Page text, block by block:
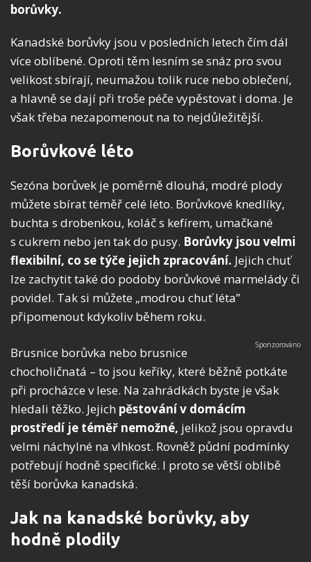
borůvky.
Kanadské borůvky jsou v posledních letech čím dál
více oblíbené. Oproti těm lesním se snáz pro svou
velikost sbírají, neumažou tolik ruce nebo oblečení,
a hlavně se dají při troše péče vypěstovat i doma. Je
však třeba nezapomenout na to nejdůležitější.
Borůvkové léto
Sezóna borůvek je poměrně dlouhá, modré plody
můžete sbírat téměř celé léto. Borůvkové knedlíky,
buchta s drobenkou, koláč s kefírem, umačkané
s cukrem nebo jen tak do pusy. Borůvky jsou velmi
flexibilní, co se týče jejich zpracování. Jejich chuť
lze zachytit také do podoby borůvkové marmelády či
povidel. Tak si můžete „modrou chuť léta”
připomenout kdykoliv během roku.
Brusnice borůvka nebo brusnice
chocholičnatá – to jsou keříky, které běžně potkáte
při procházce v lese. Na zahrádkách byste je však
hledali těžko. Jejich pěstování v domácím
prostředí je téměř nemožné, jelikož jsou opravdu
velmi náchylné na vlhkost. Rovněž půdní podmínky
potřebují hodně specifické. I proto se větší oblibě
těší borůvka kanadská.
Jak na kanadské borůvky, aby
hodně plodily